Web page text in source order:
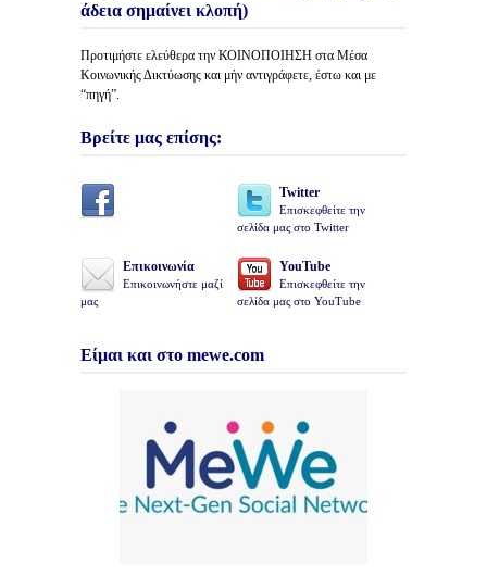
άδεια σημαίνει κλοπή)
Προτιμήστε ελεύθερα την ΚΟΙΝΟΠΟΙΗΣΗ στα Μέσα
Κοινωνικής Δικτύωσης και μήν αντιγράφετε, έστω και με
“πηγή”.
Βρείτε μας επίσης:
Twitter
Επισκεφθείτε την
σελίδα μας στο Twitter
Επικοινωνία
Επικοινωνήστε μαζί
μας
YouTube
Επισκεφθείτε την
σελίδα μας στο YouTube
Είμαι και στο mewe.com